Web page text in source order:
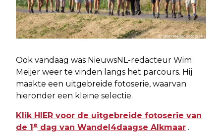
Ook vandaag was NieuwsNL-redacteur Wim
Meijer weer te vinden langs het parcours. Hij
maakte een uitgebreide fotoserie, waarvan
hieronder een kleine selectie.
Klik HIER voor de uitgebreide fotoserie van
de 1 e dag van Wandel4daagse Alkmaar .